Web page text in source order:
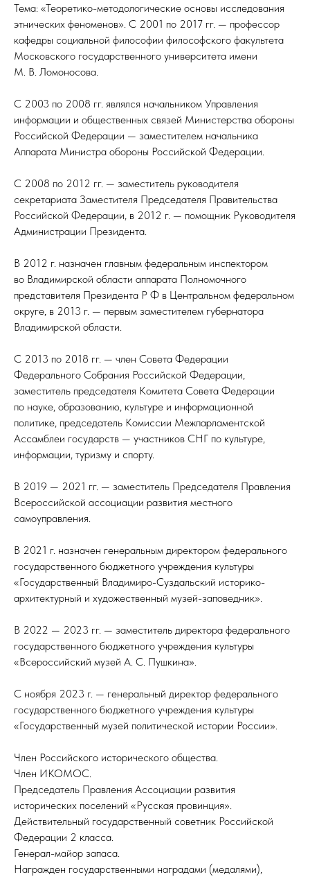
Тема: «Теоретико-методологические основы исследования
этнических феноменов». С 2001 по 2017 гг. — профессор
кафедры социальной философии философского факультета
Московского государственного университета имени
М. В. Ломоносова.
С 2003 по 2008 гг. являлся начальником Управления
информации и общественных связей Министерства обороны
Российской Федерации — заместителем начальника
Аппарата Министра обороны Российской Федерации.
С 2008 по 2012 гг. — заместитель руководителя
секретариата Заместителя Председателя Правительства
Российской Федерации, в 2012 г. — помощник Руководителя
Администрации Президента.
В 2012 г. назначен главным федеральным инспектором
во Владимирской области аппарата Полномочного
представителя Президента Р Ф в Центральном федеральном
округе, в 2013 г. — первым заместителем губернатора
Владимирской области.
С 2013 по 2018 гг. — член Совета Федерации
Федерального Собрания Российской Федерации,
заместитель председателя Комитета Совета Федерации
по науке, образованию, культуре и информационной
политике, председатель Комиссии Межпарламентской
Ассамблеи государств — участников СНГ по культуре,
информации, туризму и спорту.
В 2019 — 2021 гг. — заместитель Председателя Правления
Всероссийской ассоциации развития местного
самоуправления.
В 2021 г. назначен генеральным директором федерального
государственного бюджетного учреждения культуры
«Государственный Владимиро-Суздальский историко-
архитектурный и художественный музей-заповедник».
В 2022 — 2023 гг. — заместитель директора федерального
государственного бюджетного учреждения культуры
«Всероссийский музей А. С. Пушкина».
С ноября 2023 г. — генеральный директор федерального
государственного бюджетного учреждения культуры
«Государственный музей политической истории России».
Член Российского исторического общества.
Член ИКОМОС.
Председатель Правления Ассоциации развития
исторических поселений «Русская провинция».
Действительный государственный советник Российской
Федерации 2 класса.
Генерал-майор запаса.
Награжден государственными наградами (медалями),